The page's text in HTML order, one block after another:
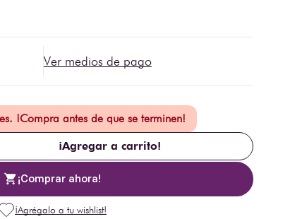
Ver medios de pago
¡Compra antes de que se terminen!
¡Agregar a carrito!
¡Comprar ahora!